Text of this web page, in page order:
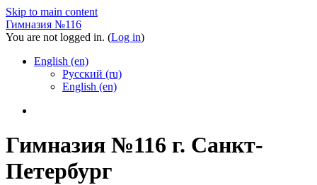
Skip to main content
Гимназия №116
You are not logged in. (Log in)
English (en)
Русский (ru)
English (en)
Гимназия №116 г. Санкт-
Петербург